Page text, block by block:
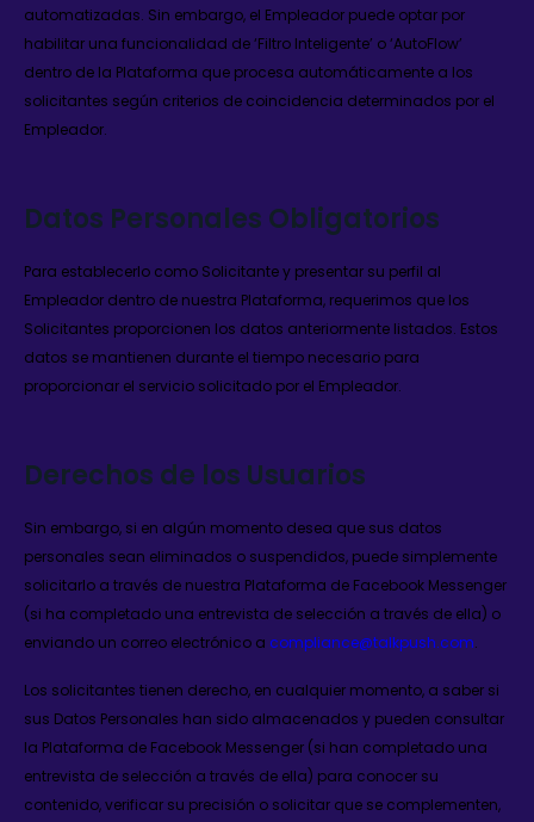
automatizadas. Sin embargo, el Empleador puede optar por
habilitar una funcionalidad de ‘Filtro Inteligente’ o ‘AutoFlow’
dentro de la Plataforma que procesa automáticamente a los
solicitantes según criterios de coincidencia determinados por el
Empleador.
Datos Personales Obligatorios
Para establecerlo como Solicitante y presentar su perfil al
Empleador dentro de nuestra Plataforma, requerimos que los
Solicitantes proporcionen los datos anteriormente listados. Estos
datos se mantienen durante el tiempo necesario para
proporcionar el servicio solicitado por el Empleador.
Derechos de los Usuarios
Sin embargo, si en algún momento desea que sus datos
personales sean eliminados o suspendidos, puede simplemente
solicitarlo a través de nuestra Plataforma de Facebook Messenger
(si ha completado una entrevista de selección a través de ella) o
enviando un correo electrónico a compliance@talkpush.com.
Los solicitantes tienen derecho, en cualquier momento, a saber si
sus Datos Personales han sido almacenados y pueden consultar
la Plataforma de Facebook Messenger (si han completado una
entrevista de selección a través de ella) para conocer su
contenido, verificar su precisión o solicitar que se complementen,